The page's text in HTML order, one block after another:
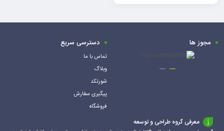
افزودن
به
مجوز ها دسترسی سریع
تماس با ما
وبلاگ
شورتکد
پیگیری سفارش
فروشگاه
معرفی گروه طراحی و توسعه